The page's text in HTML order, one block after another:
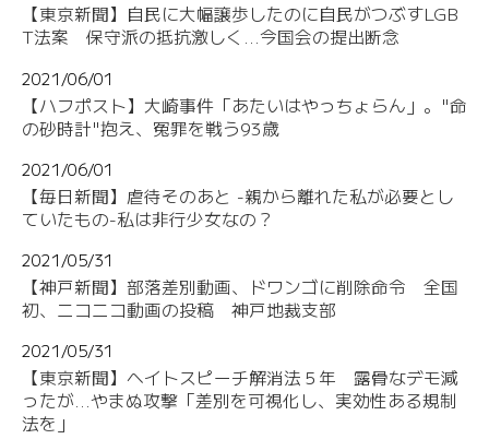
【東京新聞】自民に大幅譲歩したのに自民がつぶすLGB
T法案 保守派の抵抗激しく...今国会の提出断念
2021/06/01
【ハフポスト】大崎事件「あたいはやっちょらん」。"命
の砂時計"抱え、冤罪を戦う93歳
2021/06/01
【毎日新聞】虐待そのあと -親から離れた私が必要とし
ていたもの-私は非行少女なの？
2021/05/31
【神戸新聞】部落差別動画、ドワンゴに削除命令 全国
初、ニコニコ動画の投稿 神戸地裁支部
2021/05/31
【東京新聞】ヘイトスピーチ解消法５年 露骨なデモ減
ったが...やまぬ攻撃「差別を可視化し、実効性ある規制
法を」